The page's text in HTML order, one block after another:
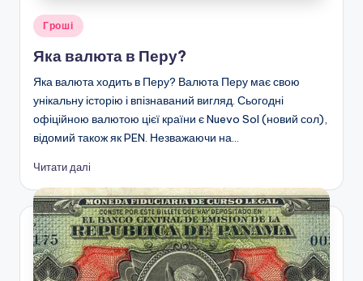
Опубліковано
Гроші
Яка валюта в Перу?
Яка валюта ходить в Перу? Валюта Перу має свою
унікальну історію і впізнаваний вигляд. Сьогодні
офіційною валютою цієї країни є Nuevo Sol (новий сол),
відомий також як PEN. Незважаючи на…
Читати далі